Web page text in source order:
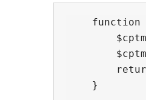
function
    }